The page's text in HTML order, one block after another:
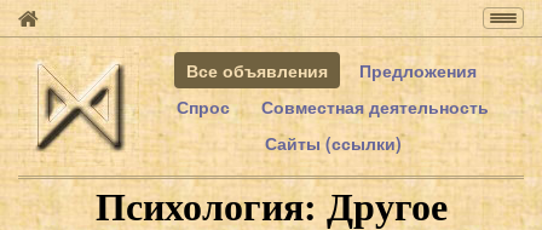
Все объявления
Предложения
Спрос
Совместная деятельность
Сайты (ссылки)
Психология: Другое